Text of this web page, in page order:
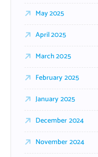
May 2025
April 2025
March 2025
February 2025
January 2025
December 2024
November 2024